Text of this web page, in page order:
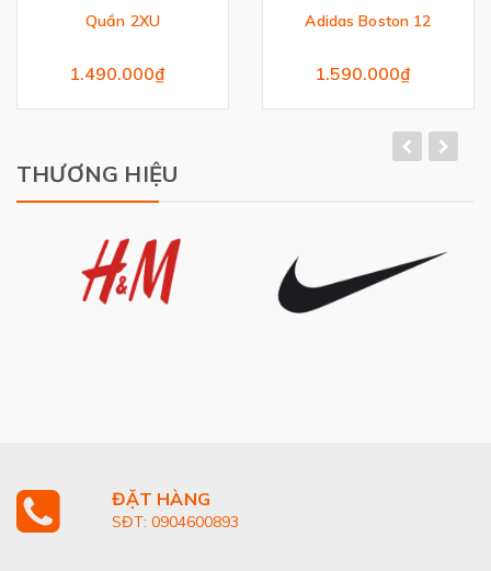
Quần 2XU
1.490.000₫
Adidas Boston 12
1.590.000₫
THƯƠNG HIỆU
ĐẶT HÀNG
SĐT: 0904600893